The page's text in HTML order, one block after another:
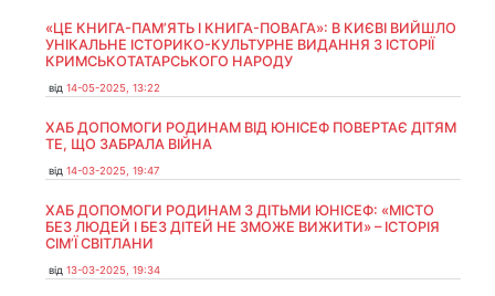
«ЦЕ КНИГА-ПАМ’ЯТЬ І КНИГА-ПОВАГА»: В КИЄВІ ВИЙШЛО
УНІКАЛЬНЕ ІСТОРИКО-КУЛЬТУРНЕ ВИДАННЯ З ІСТОРІЇ
КРИМСЬКОТАТАРСЬКОГО НАРОДУ
від 14-05-2025, 13:22
ХАБ ДОПОМОГИ РОДИНАМ ВІД ЮНІСЕФ ПОВЕРТАЄ ДІТЯМ
ТЕ, ЩО ЗАБРАЛА ВІЙНА
від 14-03-2025, 19:47
ХАБ ДОПОМОГИ РОДИНАМ З ДІТЬМИ ЮНІСЕФ: «МІСТО
БЕЗ ЛЮДЕЙ І БЕЗ ДІТЕЙ НЕ ЗМОЖЕ ВИЖИТИ» – ІСТОРІЯ
СІМʼЇ СВІТЛАНИ
від 13-03-2025, 19:34